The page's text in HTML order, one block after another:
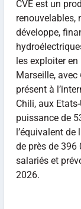
CVE est un
renouvelables,
développe,
les exploiter
Marseille,
présent à
Chili, aux
puissance de
l’équivalent
de près de
salariés et
2026.